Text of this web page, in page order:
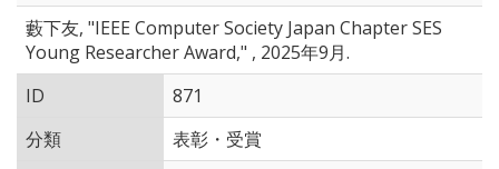
藪下友, "IEEE Computer Society Japan Chapter SES
Young Researcher Award," , 2025年9月.
ID
871
分類
表彰・受賞